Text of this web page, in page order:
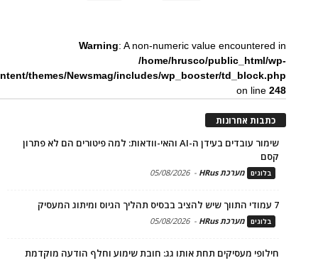
Warning: A non-numeric value encountered in
/home/hrusco/public_html/wp-
themes/Newsmag/includes/wp_booster/td_block.php
on line248
כתבות אחרונות
שימור עובדים בעידן ה-AI והאי-וודאות: למה פיטורים הם לא פתרון
קסם
בלוגים מערכת HRus -
05/08/2026
7 עמודי התווך שיש להציב בבסיס תהליך הגיוס ומיתוג המעסיק
בלוגים מערכת HRus -
05/08/2026
חילופי מעסיקים תחת אותו גג: חובת שימוע וחלף הודעה מוקדמת